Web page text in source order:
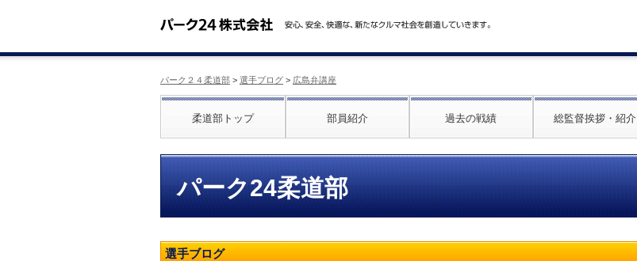
パーク２４柔道部 > 選手ブログ > 広島弁講座
柔道部トップ 部員紹介 過去の戦績 総監督挨拶・紹介
パーク24柔道部
選手ブログ